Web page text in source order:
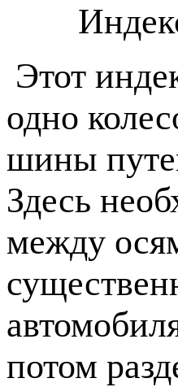
Индекс
Этот
одно
шины
Здесь
между
потом